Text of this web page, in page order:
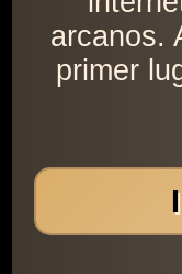
arcanos.
primer